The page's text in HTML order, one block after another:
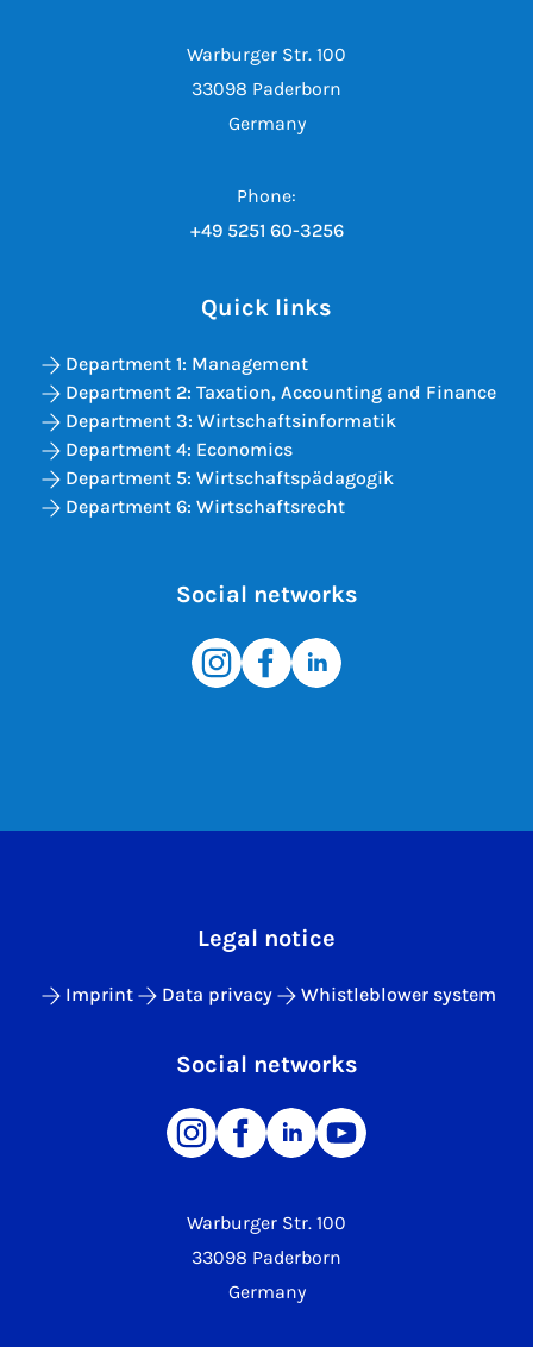
Warburger Str. 100
33098 Paderborn
Germany
Phone:
+49 5251 60-3256
Quick links
Department 1: Management
Department 2: Taxation, Accounting and Finance
Department 3: Wirtschaftsinformatik
Department 4: Economics
Department 5: Wirtschaftspädagogik
Department 6: Wirtschaftsrecht
Social networks
Warburger Str. 100
33098 Paderborn
Germany
Legal notice
Imprint Data privacy Whistleblower system
Social networks